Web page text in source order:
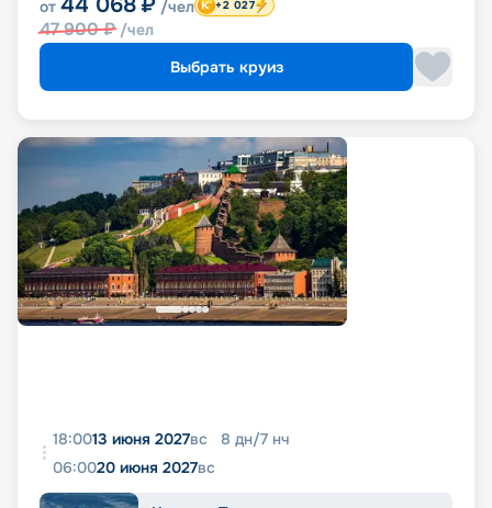
от /чел
47 900₽ /чел
+2 027
Выбрать круиз
18:0013 июня 2027вс 8 дн/7 нч
06:0020 июня 2027вс